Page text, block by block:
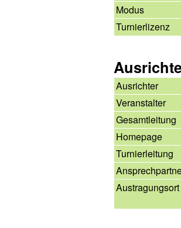
Modus
Turnierlizenz
Ausrichter
Veranstalter
Gesamtleitung
Homepage
Turnierleitung
Austragungsort